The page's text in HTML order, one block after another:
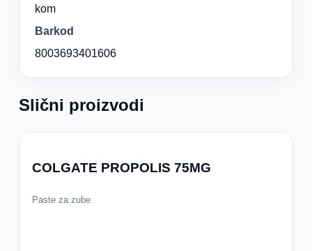
kom
Barkod
8003693401606
Slični proizvodi
COLGATE PROPOLIS 75MG
Paste za zube